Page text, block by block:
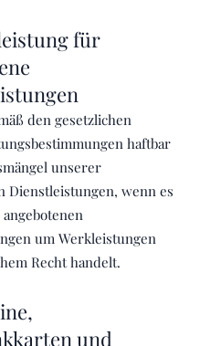
für
den gesetzlichen
haftbar
unserer
Dienstleistungen, wenn es
um Werkleistungen
Recht handelt.
und